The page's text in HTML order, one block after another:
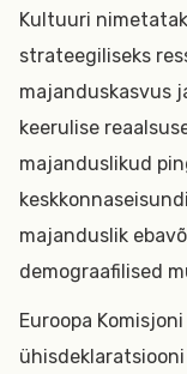
Kultuuri
strateegiliseks
majanduskasvus
keerulise
majanduslikud
majanduslik
demograafilised
Euroopa